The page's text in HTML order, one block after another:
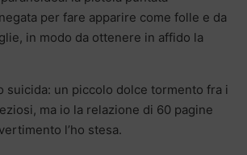
per fare apparire come folle e da
in modo da ottenere in affido la
un piccolo dolce tormento fra i
ma io la relazione di 60 pagine
l’ho stesa.